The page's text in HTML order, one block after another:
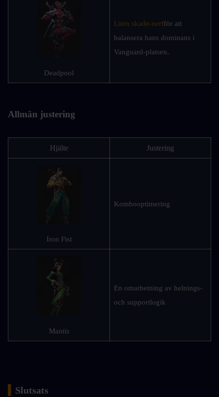
Deadpool
Liten skade-nerfför att
balansera hans dominans i
Vanguard-platsen.
Allmän justering
Hjälte Justering
Iron Fist
Kombooptimering
Mantis
En omarbetning av helnings-
och supportlogik
Slutsats